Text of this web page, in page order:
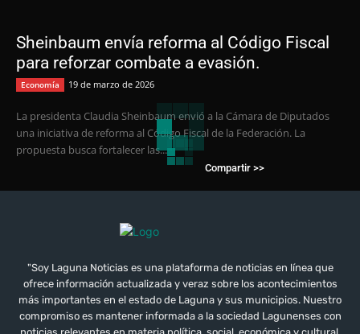
Sheinbaum envía reforma al Código Fiscal
para reforzar combate a evasión.
Economía 19 de marzo de 2026
La presidenta Claudia Sheinbaum envió a la Cámara de Diputados
una iniciativa de reforma al Código Fiscal de la Federación. La
propuesta busca fortalecer las...
Compartir >>
"Soy Laguna Noticias es una plataforma de noticias en línea que
ofrece información actualizada y veraz sobre los acontecimientos
más importantes en el estado de Laguna y sus municipios. Nuestro
compromiso es mantener informada a la sociedad Lagunenses con